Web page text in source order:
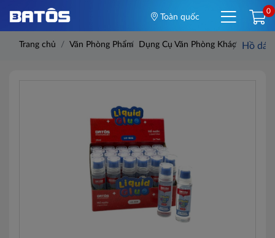
Toàn quốc
0
Trang chủ Văn Phòng Phẩm Dụng Cụ Văn Phòng Khác Hồ